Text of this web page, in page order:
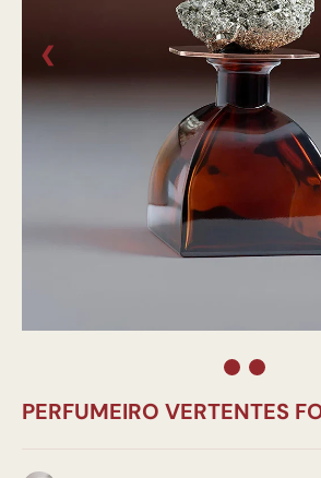
❮
PERFUMEIRO VERTENTES